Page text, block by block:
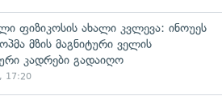
ფიზიკოსის ახალი კვლევა: ინოუეს
მზის მაგნიტური ველის
კადრები გადაიღო
17:20